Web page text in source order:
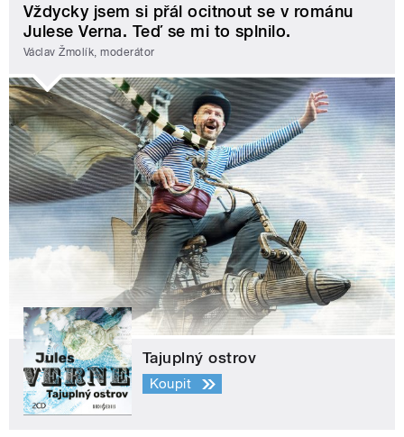
Vždycky jsem si přál ocitnout se v románu
Julese Verna. Teď se mi to splnilo.
Václav Žmolík, moderátor
Tajuplný ostrov
Koupit